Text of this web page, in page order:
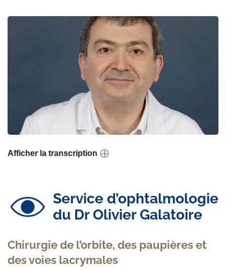
Afficher la transcription
Service d’ophtalmologie
du Dr Olivier Galatoire
Chirurgie de l’orbite, des paupières et
des voies lacrymales